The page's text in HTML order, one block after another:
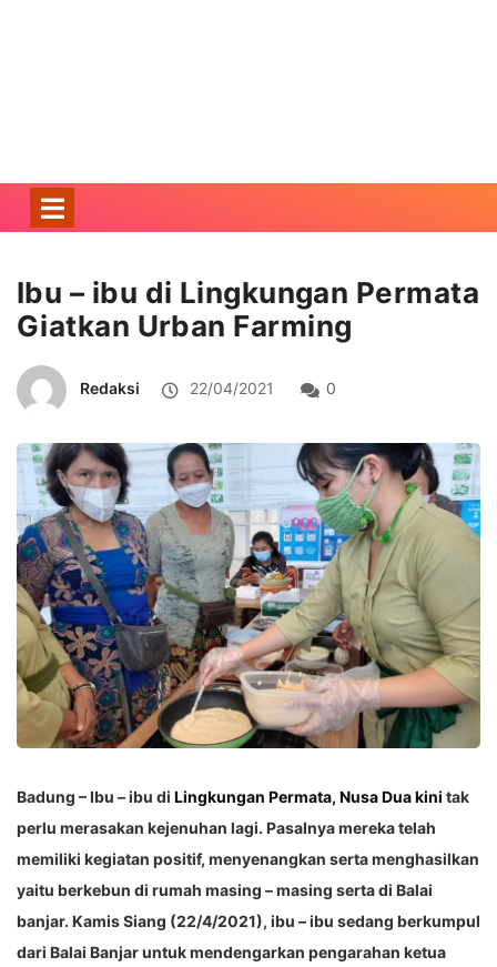
Ibu – ibu di Lingkungan Permata
Giatkan Urban Farming
Redaksi 22/04/2021 0
Badung – Ibu – ibu di Lingkungan Permata, Nusa Dua kini tak
perlu merasakan kejenuhan lagi. Pasalnya mereka telah
memiliki kegiatan positif, menyenangkan serta menghasilkan
yaitu berkebun di rumah masing – masing serta di Balai
banjar. Kamis Siang (22/4/2021), ibu – ibu sedang berkumpul
dari Balai Banjar untuk mendengarkan pengarahan ketua